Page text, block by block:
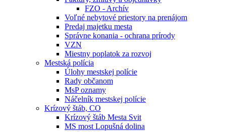
FZO - Archív
Voľné nebytové priestory na prenájom
Predaj majetku mesta
Správne konania - ochrana prírody
VZN
Miestny poplatok za rozvoj
Mestská polícia
Úlohy mestskej polície
Rady občanom
MsP oznamy
Náčelník mestskej polície
Krízový štáb, CO
Krízový štáb Mesta Svit
MS most Lopušná dolina